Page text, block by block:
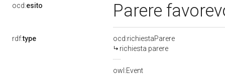
ocd:esito Parere
rdf:type
ocd:richiestaParere
richiesta parere
owl:Event